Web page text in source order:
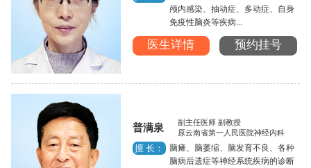
颅内感染、抽动症、多动症、自身
免疫性脑炎等疾病...
医生详情 预约挂号
普满泉
副主任医师 副教授
原云南省第一人民医院神经内科
擅 长：
脑瘫、脑萎缩、脑发育不良、各种
脑病后遗症等神经系统疾病的诊断